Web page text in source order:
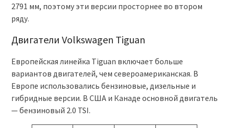
2791 мм, поэтому эти версии просторнее во втором
ряду.
Двигатели Volkswagen Tiguan
Европейская линейка Tiguan включает больше
вариантов двигателей, чем североамериканская. В
Европе использовались бензиновые, дизельные и
гибридные версии. В США и Канаде основной двигатель
— бензиновый 2.0 TSI.